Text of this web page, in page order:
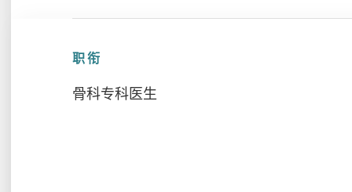
职衔
骨科专科医生